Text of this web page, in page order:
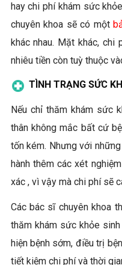
hay chi phí khám sức
chuyên khoa sẽ có một
khác nhau. Mặt khác,
nhiêu tiền còn tuỳ thuộc
TÌNH TRẠNG SỨC
Nếu chỉ thăm khám sức
thân không mắc bất cứ
tốn kém. Nhưng với
hành thêm các xét
xác , vì vậy mà chi phí sẽ
Các bác sĩ chuyên khoa
thăm khám sức khỏe
hiện bệnh sớm, điều trị
tiết kiệm chi phí và thời